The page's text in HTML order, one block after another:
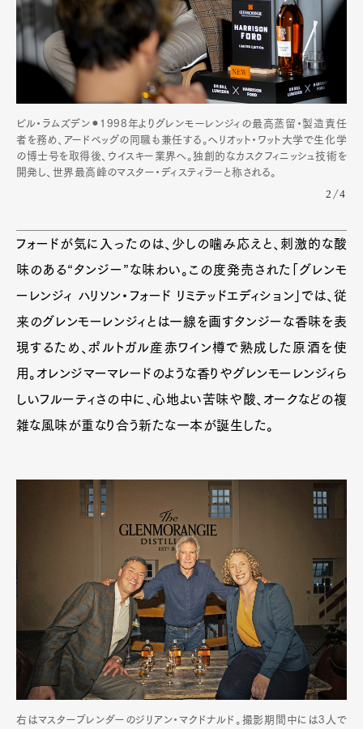
Art&DesignWatchFashion
GourmetCars
Pen Membership
Magazine
Official Columnist
About
Contact
Pen international Pen tw
ビル・ラムズデン⚫︎1998年よりグレンモーレンジィの最高蒸留・製造責任
者を務め、アードベッグの同職も兼任する。ヘリオット・ワット大学で生化学
の博士号を取得後、ウイスキー業界へ。独創的なカスクフィニッシュ技術を
開発し、世界最高峰のマスター・ディスティラーと称される。
2/4
フォードが気に入ったのは、少しの噛み応えと、刺激的な酸
味のある“タンジー”な味わい。この度発売された「グレンモ
ーレンジィ ハリソン・フォード リミテッドエディション」では、従
来のグレンモーレンジィとは一線を画すタンジーな香味を表
現するため、ポルトガル産赤ワイン樽で熟成した原酒を使
用。オレンジマーマレードのような香りやグレンモーレンジィら
しいフルーティさの中に、心地よい苦味や酸、オークなどの複
雑な風味が重なり合う新たな一本が誕生した。
右はマスターブレンダーのジリアン・マクドナルド。撮影期間中には3人で